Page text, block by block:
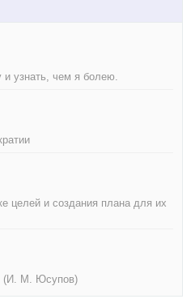
и узнать, чем я болею.
целей и создания плана для их
(И. М. Юсупов)